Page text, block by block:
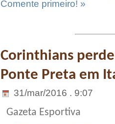
Comente primeiro! »
Corinthians
Ponte Preta em
31/mar/2016 . 9:07
Gazeta Esportiva